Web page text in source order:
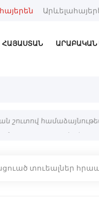
ՀԱՅԱՍՏԱՆ
շուտով
տուեալներ